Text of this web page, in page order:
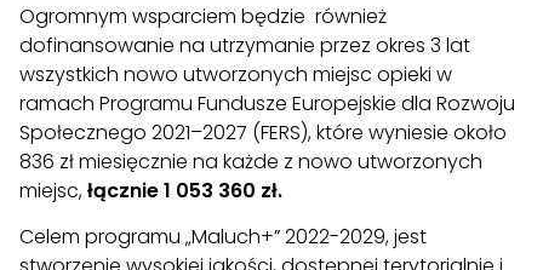
Ogromnym wsparciem będzie również
dofinansowanie na utrzymanie przez okres 3 lat
wszystkich nowo utworzonych miejsc opieki w
ramach Programu Fundusze Europejskie dla Rozwoju
Społecznego 2021–2027 (FERS), które wyniesie około
836 zł miesięcznie na każde z nowo utworzonych
miejsc,łącznie 1 053 360 zł.
Celem programu „Maluch+” 2022-2029, jest